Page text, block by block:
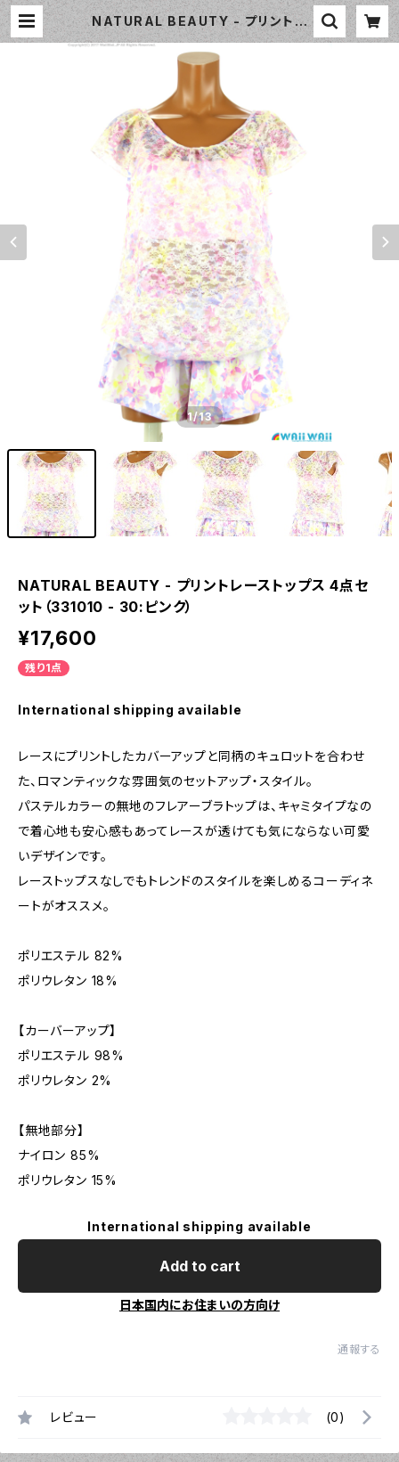
NATURAL BEAUTY - プリントレ
ーストップス 4点セット（331010 - 3
0:ピンク） | WaiiWaii Swimwear
Shop（ワイワイ水着）
1/13
NATURAL BEAUTY - プリントレーストップス 4点セ
ット（331010 - 30:ピンク）
¥17,600
残り1点
International shipping available
レースにプリントしたカバーアップと同柄のキュロットを合わせ
た、ロマンティックな雰囲気のセットアップ・スタイル。
パステルカラーの無地のフレアーブラトップは、キャミタイプなの
で着心地も安心感もあってレースが透けても気にならない可愛
いデザインです。
レーストップスなしでもトレンドのスタイルを楽しめるコーディネ
ートがオススメ。
ポリエステル 82%
ポリウレタン 18%
【カーバーアップ】
ポリエステル 98%
ポリウレタン 2%
【無地部分】
ナイロン 85%
ポリウレタン 15%
International shipping available
Add to cart
日本国内にお住まいの方向け
通報する
レビュー (0)